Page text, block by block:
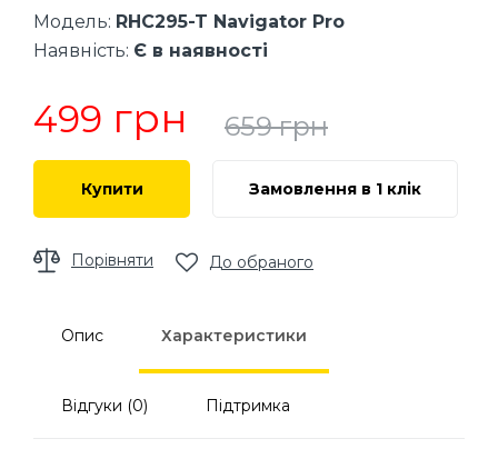
Модель: RHC295-T Navigator Pro
Наявність: Є в наявності
499 грн 659грн
Купити Замовлення в 1 клік
Порівняти До обраного
Опис Характеристики
Відгуки (0) Підтримка